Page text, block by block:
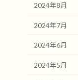
2024年8月
2024年7月
2024年6月
2024年5月